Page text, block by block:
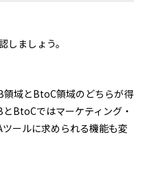
しましょう。
域とBtoC領域のどちらが得
BtoCではマーケティング・
ールに求められる機能も変